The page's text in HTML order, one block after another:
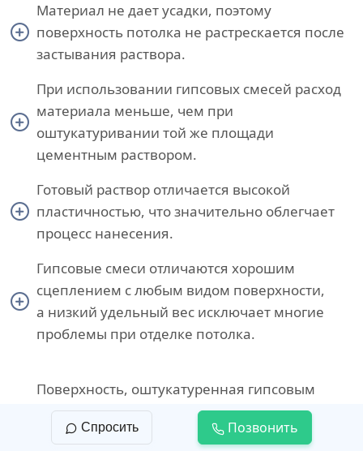
Материал не дает усадки, поэтому
поверхность потолка не растрескается после
застывания раствора.
При использовании гипсовых смесей расход
материала меньше, чем при
оштукатуривании той же площади
цементным раствором.
Готовый раствор отличается высокой
пластичностью, что значительно облегчает
процесс нанесения.
Гипсовые смеси отличаются хорошим
сцеплением с любым видом поверхности,
а низкий удельный вес исключает многие
проблемы при отделке потолка.
Поверхность, оштукатуренная гипсовым
раствором, обладает низкой
теплопроводностью и хорошей
Спросить Позвонить